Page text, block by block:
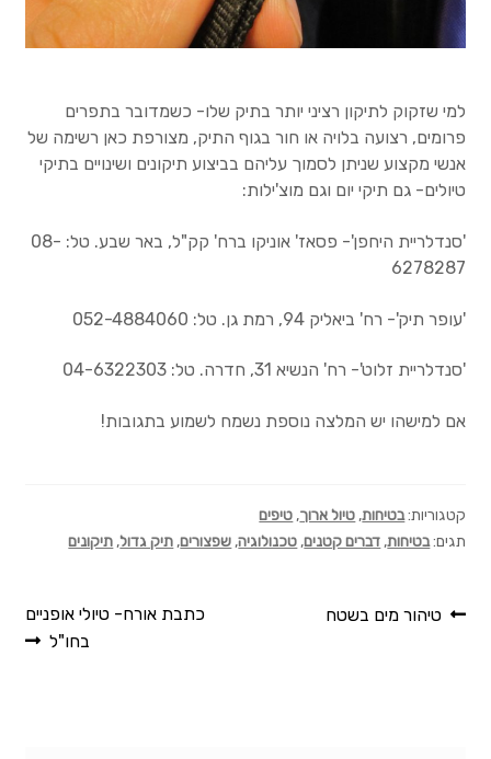
מכשירי ניווט לשטח
לקוחות מספרים
אודות
צור קשר
English
למי שזקוק לתיקון רציני יותר בתיק שלו- כשמדובר בתפרים
פרומים, רצועה בלויה או חור בגוף התיק, מצורפת כאן רשימה של
אנשי מקצוע שניתן לסמוך עליהם בביצוע תיקונים ושינויים בתיקי
טיולים- גם תיקי יום וגם מוצ'ילות:
'סנדלריית היחפן'- פסאז' אוניקו ברח' קק"ל, באר שבע. טל: 08-
6278287
'עופר תיק'- רח' ביאליק 94, רמת גן. טל: 052-4884060
'סנדלריית זלוט'- רח' הנשיא 31, חדרה. טל: 04-6322303
אם למישהו יש המלצה נוספת נשמח לשמוע בתגובות!
קטגוריות:בטיחות, טיול ארוך, טיפים
תגים:בטיחות, דברים קטנים, טכנולוגיה, שפצורים, תיק גדול, תיקונים
ניווט
הפוסט
טיהור מים בשטח
הפוסט
כתבת אורח- טיולי אופניים
בחו"ל